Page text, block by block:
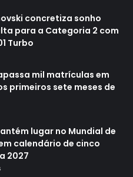
concretiza sonho
para a Categoria 2 com
Turbo
mil matrículas em
primeiros sete meses de
lugar no Mundial de
calendário de cinco
2027